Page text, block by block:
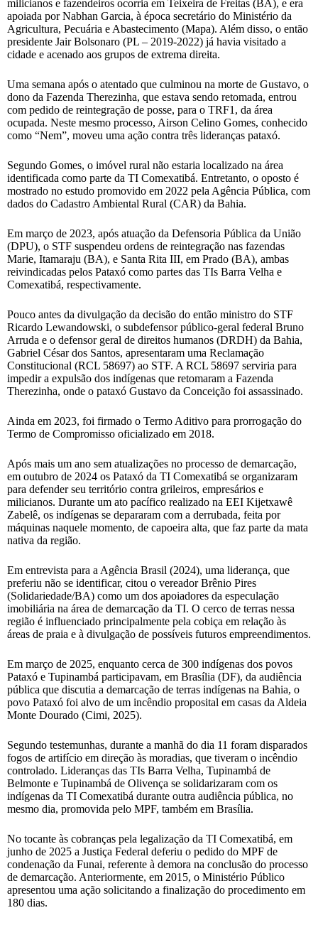
milicianos e fazendeiros ocorria em Teixeira de Freitas (BA), e era
apoiada por Nabhan Garcia, à época secretário do Ministério da
Agricultura, Pecuária e Abastecimento (Mapa). Além disso, o então
presidente Jair Bolsonaro (PL – 2019-2022) já havia visitado a
cidade e acenado aos grupos de extrema direita.
Uma semana após o atentado que culminou na morte de Gustavo, o
dono da Fazenda Therezinha, que estava sendo retomada, entrou
com pedido de reintegração de posse, para o TRF1, da área
ocupada. Neste mesmo processo, Airson Celino Gomes, conhecido
como “Nem”, moveu uma ação contra três lideranças pataxó.
Segundo Gomes, o imóvel rural não estaria localizado na área
identificada como parte da TI Comexatibá. Entretanto, o oposto é
mostrado no estudo promovido em 2022 pela Agência Pública, com
dados do Cadastro Ambiental Rural (CAR) da Bahia.
Em março de 2023, após atuação da Defensoria Pública da União
(DPU), o STF suspendeu ordens de reintegração nas fazendas
Marie, Itamaraju (BA), e Santa Rita III, em Prado (BA), ambas
reivindicadas pelos Pataxó como partes das TIs Barra Velha e
Comexatibá, respectivamente.
Pouco antes da divulgação da decisão do então ministro do STF
Ricardo Lewandowski, o subdefensor público-geral federal Bruno
Arruda e o defensor geral de direitos humanos (DRDH) da Bahia,
Gabriel César dos Santos, apresentaram uma Reclamação
Constitucional (RCL 58697) ao STF. A RCL 58697 serviria para
impedir a expulsão dos indígenas que retomaram a Fazenda
Therezinha, onde o pataxó Gustavo da Conceição foi assassinado.
Ainda em 2023, foi firmado o Termo Aditivo para prorrogação do
Termo de Compromisso oficializado em 2018.
Após mais um ano sem atualizações no processo de demarcação,
em outubro de 2024 os Pataxó da TI Comexatibá se organizaram
para defender seu território contra grileiros, empresários e
milicianos. Durante um ato pacífico realizado na EEI Kijetxawê
Zabelê, os indígenas se depararam com a derrubada, feita por
máquinas naquele momento, de capoeira alta, que faz parte da mata
nativa da região.
Em entrevista para a Agência Brasil (2024), uma liderança, que
preferiu não se identificar, citou o vereador Brênio Pires
(Solidariedade/BA) como um dos apoiadores da especulação
imobiliária na área de demarcação da TI. O cerco de terras nessa
região é influenciado principalmente pela cobiça em relação às
áreas de praia e à divulgação de possíveis futuros empreendimentos.
Em março de 2025, enquanto cerca de 300 indígenas dos povos
Pataxó e Tupinambá participavam, em Brasília (DF), da audiência
pública que discutia a demarcação de terras indígenas na Bahia, o
povo Pataxó foi alvo de um incêndio proposital em casas da Aldeia
Monte Dourado (Cimi, 2025).
Segundo testemunhas, durante a manhã do dia 11 foram disparados
fogos de artifício em direção às moradias, que tiveram o incêndio
controlado. Lideranças das TIs Barra Velha, Tupinambá de
Belmonte e Tupinambá de Olivença se solidarizaram com os
indígenas da TI Comexatibá durante outra audiência pública, no
mesmo dia, promovida pelo MPF, também em Brasília.
No tocante às cobranças pela legalização da TI Comexatibá, em
junho de 2025 a Justiça Federal deferiu o pedido do MPF de
condenação da Funai, referente à demora na conclusão do processo
de demarcação. Anteriormente, em 2015, o Ministério Público
apresentou uma ação solicitando a finalização do procedimento em
180 dias.